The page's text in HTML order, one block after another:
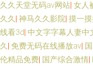
久久天堂无码av网站| 女人
久久| 神马久久影院| 摸一
线看3d| 中文字字幕人妻中
久| 免费无码在线播放av|
伦精品免费| 国产综合激情|